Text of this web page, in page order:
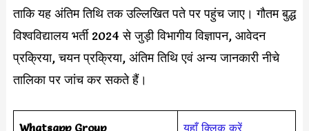
ताकि यह अंतिम तिथि तक उल्लिखित पते पर पहुंच जाए। गौतम बुद्ध
विश्वविद्यालय भर्ती 2024 से जुड़ी विभागीय विज्ञापन, आवेदन
प्रक्रिया, चयन प्रक्रिया, अंतिम तिथि एवं अन्य जानकारी नीचे
तालिका पर जांच कर सकते हैं।
Whatsapp Group यहाँ क्लिक करें